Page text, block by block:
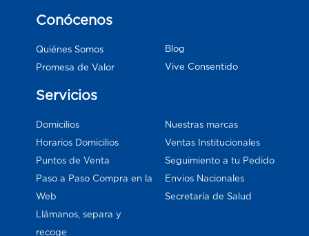
Conócenos
Quiénes Somos
Promesa de Valor
Blog
Vive Consentido
Servicios
Domicilios
Horarios Domicilios
Puntos de Venta
Paso a Paso Compra en la
Web
Llámanos, separa y
recoge
Nuestras marcas
Ventas Institucionales
Seguimiento a tu Pedido
Envios Nacionales
Secretaría de Salud